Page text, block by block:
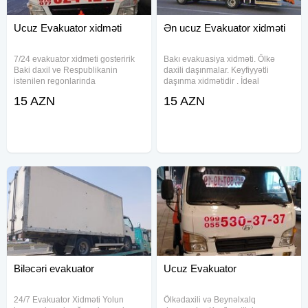
Ucuz Evakuator xidməti
7/24 evakuator xidmeti gosteririk
Baki daxil ve Respublikanin
istenilen regonlarinda
masinlarin ve texnikalarin
15 AZN
Ən ucuz Evakuator xidməti
Bakı evakuasiya xidməti. Ölkə
daxili daşınmalar. Keyfiyyətli
daşınma xidmətidir . İdeal
Texnikaların və maşınların
15 AZN
Biləcəri evakuator
24/7 Evakuator Xidməti Yolun
Ucuz Evakuator
Ölkədaxili və Beynəlxalq